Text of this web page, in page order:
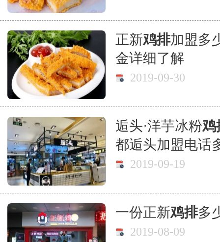
正新鸡排加盟多
金详细了解
2019-09-30
逅头·洋芋冰粉鸡
都逅头加盟电话
2019-09-19
一份正新鸡排多
2019-08-09